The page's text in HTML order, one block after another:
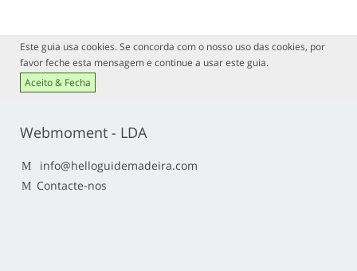
Este guia usa cookies. Se concorda com o nosso uso das cookies, por
favor feche esta mensagem e continue a usar este guia.
Aceito & Fecha
Webmoment - LDA
info@helloguidemadeira.com
Contacte-nos